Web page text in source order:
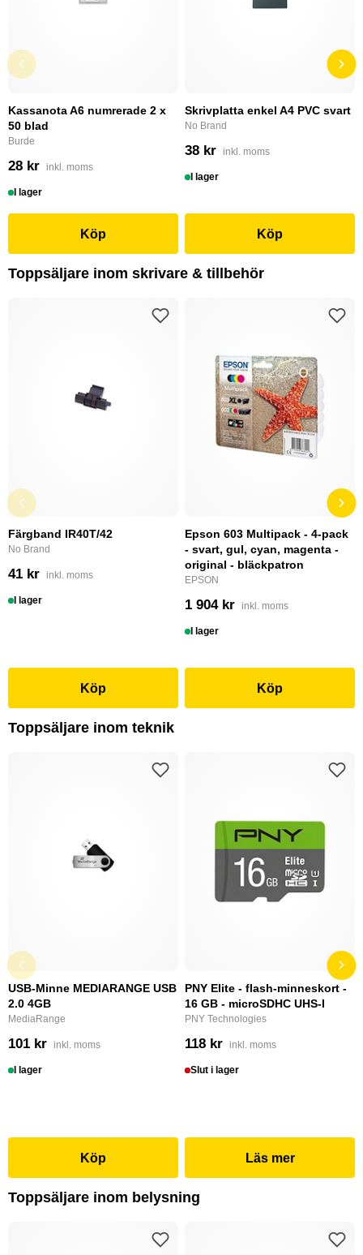
Kassanota A6 numrerade 2 x
50 blad
Burde
28 kr inkl. moms
I lager
Köp
Skrivplatta enkel A4 PVC svart
No Brand
38 kr inkl. moms
I lager
Köp
Toppsäljare inom skrivare & tillbehör
Färgband IR40T/42
No Brand
41 kr inkl. moms
I lager
Köp
Epson 603 Multipack - 4-pack
- svart, gul, cyan, magenta -
original - bläckpatron
EPSON
1 904 kr inkl. moms
I lager
Köp
Toppsäljare inom teknik
USB-Minne MEDIARANGE USB
2.0 4GB
MediaRange
101 kr inkl. moms
I lager
Köp
PNY Elite - flash-minneskort -
16 GB - microSDHC UHS-I
PNY Technologies
118 kr inkl. moms
Slut i lager
Läs mer
Toppsäljare inom belysning